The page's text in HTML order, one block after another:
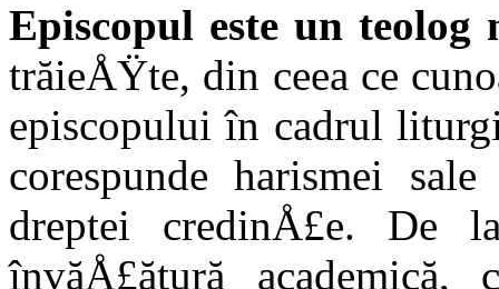
Episcopul este un teolog
trăieÅŸte, din ceea ce
episcopului în cadrul
corespunde harismei
dreptei credinÅ£e. De
învăÅ£ătură